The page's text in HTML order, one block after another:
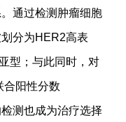
通过检测肿瘤细胞
分为HER2高表
型；与此同时，对
合阳性分数
测也成为治疗选择